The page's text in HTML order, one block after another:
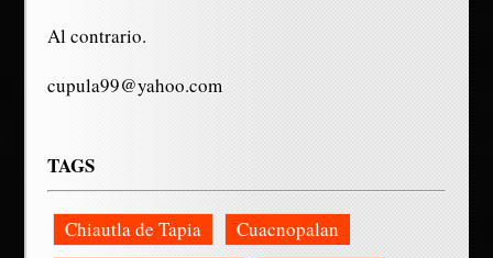
Al contrario.
cupula99@yahoo.com
TAGS
Chiautla de Tapia
Cuacnopalan